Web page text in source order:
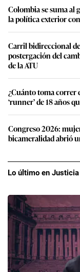
Colombia se suma al
la política exterior
Carril bidireccional
postergación del
de la ATU
¿Cuánto toma correr
‘runner’ de 18 años
Congreso 2026:
bicameralidad abrió
Lo último en Justicia